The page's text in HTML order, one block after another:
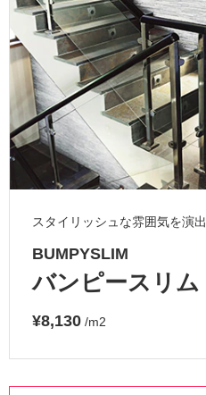
ロートアイアン
メンテナンス・施工材
お役立ち情報
ミラタップチャンネル
スタイリッシュな雰囲気を演出
BUMPYSLIM
バンピースリム
¥8,130 /m2